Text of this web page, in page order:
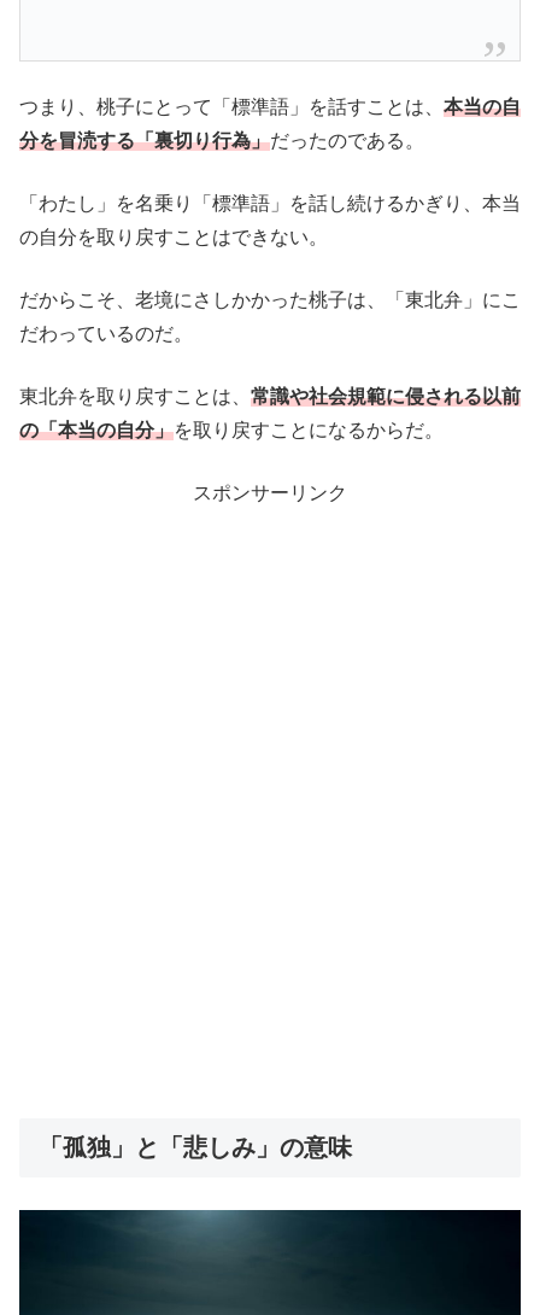
つまり、桃子にとって「標準語」を話すことは、 本当の自
分を冒涜する「裏切り行為」だったのである。
「わたし」を名乗り「標準語」を話し続けるかぎり、本当
の自分を取り戻すことはできない。
だからこそ、老境にさしかかった桃子は、「東北弁」にこ
だわっているのだ。
東北弁を取り戻すことは、 常識や社会規範に侵される以前
の「本当の自分」を取り戻すことになるからだ。
スポンサーリンク
「孤独」と「悲しみ」の意味